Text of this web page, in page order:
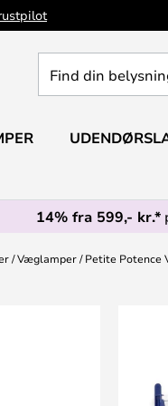
din
14% fra 599,- kr.*
Væglamper Petite Potence